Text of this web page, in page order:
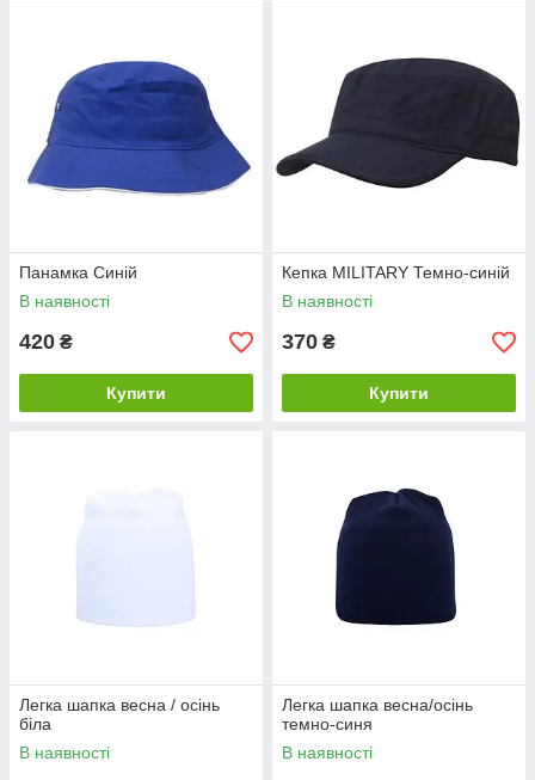
Панамка Синій
В наявності
420 ₴
Купити
Кепка MILITARY Темно-синій
В наявності
370 ₴
Купити
Легка шапка весна / осінь
біла
В наявності
Легка шапка весна/осінь
темно-синя
В наявності